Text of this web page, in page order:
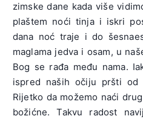
zimske dane kada više
plaštem noći tinja i iskri
dana noć traje i do
maglama jedva i osam, u
Bog se rađa među nama.
ispred naših očiju pršti od
Rijetko da možemo naći
božićne. Takvu radost